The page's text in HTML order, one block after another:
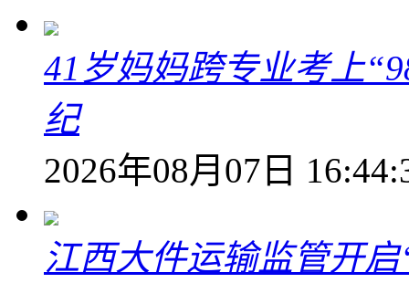
41岁妈妈跨专业考上
纪
2026年08月07日
江西大件运输监管开